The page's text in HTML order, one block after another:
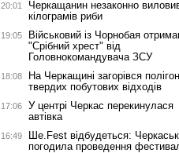
20:01
Черкащанин незаконно
кілограмів риби
19:05
Військовий із Чорнобая
"Срібний хрест" від
Головнокомандувача ЗСУ
18:08
На Черкащині загорівся полігон
твердих побутових відходів
17:06
У центрі Черкас перекинулася
автівка
16:49
Ше.Fest відбудеться:
погодила проведення